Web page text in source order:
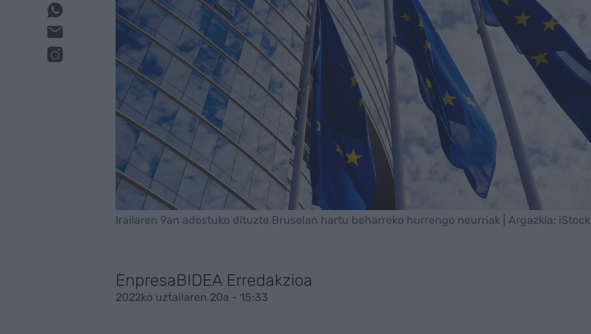
Irailaren 9an adostuko dituzte Bruselan hartu beharreko hurrengo neurriak | Argazkia: iStock
EnpresaBIDEA Erredakzioa
2022ko uztailaren 20a - 15:33